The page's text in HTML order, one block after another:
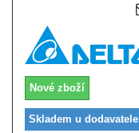
Nové zboží
Skladem u dodavatele